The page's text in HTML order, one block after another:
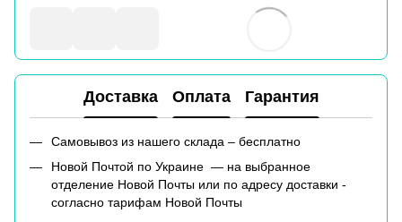
Доставка Оплата Гарантия
Самовывоз из нашего склада – бесплатно
Новой Почтой по Украине — на выбранное
отделение Новой Почты или по адресу доставки -
согласно тарифам Новой Почты